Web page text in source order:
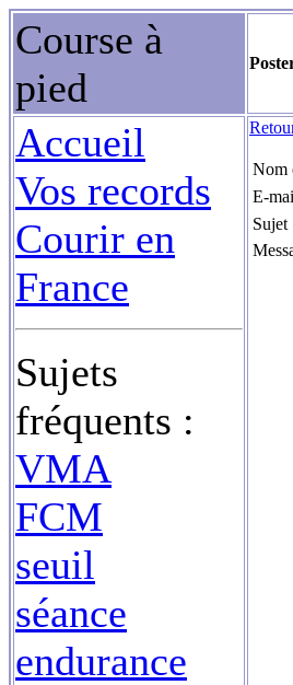
Course à
pied
Accueil
Vos records
Courir en
France
Sujets
fréquents :
VMA
FCM
seuil
séance
endurance
Nom
E-
Sujet